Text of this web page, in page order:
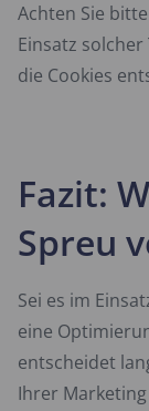
Achten Sie
Einsatz solcher
die Cookies
Fazit:
Spreu
Sei es im
eine
entscheidet
Ihrer